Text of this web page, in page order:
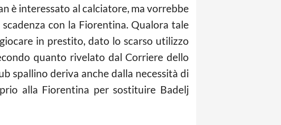
è interessato al calciatore, ma vorrebbe
con la Fiorentina. Qualora tale
in prestito, dato lo scarso utilizzo
quanto rivelato dal Corriere dello
spallino deriva anche dalla necessità di
alla Fiorentina per sostituire Badelj